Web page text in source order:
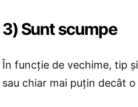
3) Sunt scumpe
În funcție de vechime, tip
sau chiar mai puțin decât o